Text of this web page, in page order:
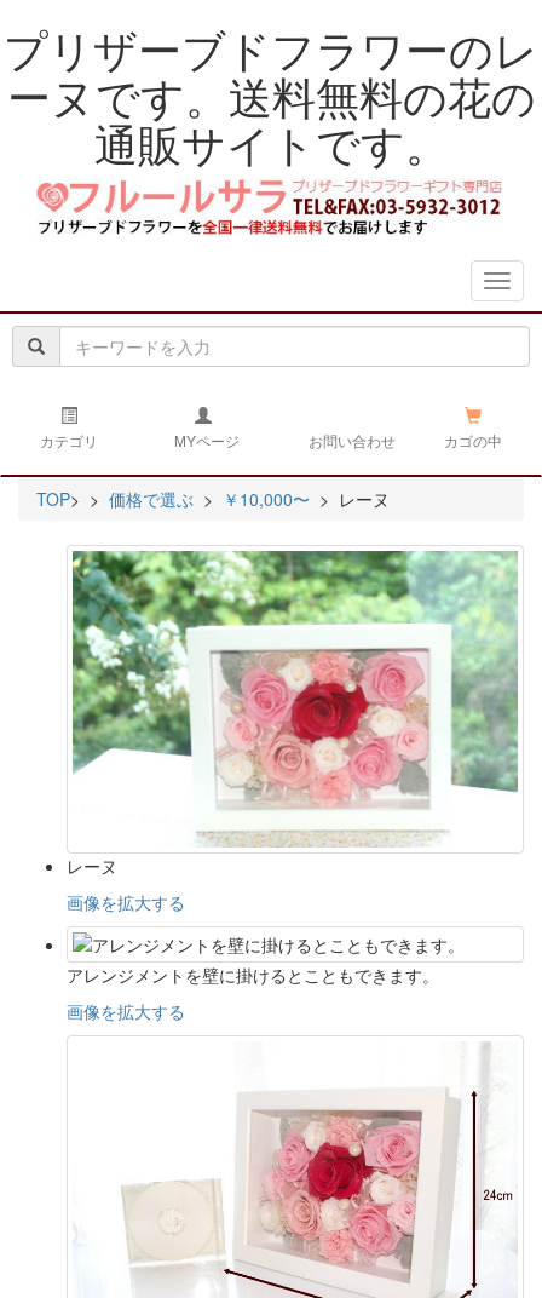
プリザーブドフラワーのレ
ーヌです。送料無料の花の
通販サイトです。
カテゴリ MYページ お問い合わせ カゴの中
TOP> > 価格で選ぶ > ￥10,000〜 > レーヌ
レーヌ
画像を拡大する
アレンジメントを壁に掛けるとこともできます。
画像を拡大する